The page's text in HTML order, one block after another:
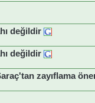
değildir
değildir
zayıflama